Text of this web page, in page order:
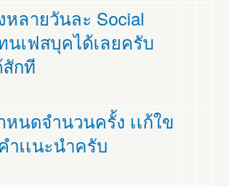
ลายวันละ Social
นเฟสบุคได้เลยครับ
กที
นดจำนวนครั้ง เเก้ใข
ำเเนะนำครับ